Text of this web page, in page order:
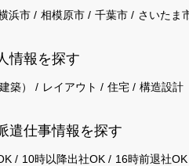
浜市 相模原市 千葉市 さいたま
情報を探す
築） レイアウト 住宅 構造設計
遣仕事情報を探す
10時以降出社OK 16時前退社OK